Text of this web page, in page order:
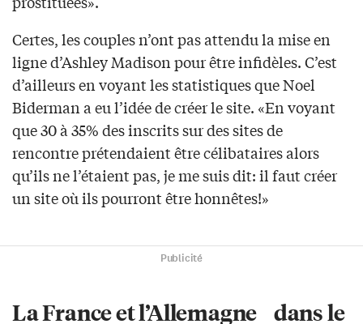
Certes, les couples n’ont pas attendu la mise en
ligne d’Ashley Madison pour être infidèles. C’est
d’ailleurs en voyant les statistiques que Noel
Biderman a eu l’idée de créer le site. «En voyant
que 30 à 35% des inscrits sur des sites de
rencontre prétendaient être célibataires alors
qu’ils ne l’étaient pas, je me suis dit: il faut créer
un site où ils pourront être honnêtes!»
Publicité
La France et l’Allemagne dans le